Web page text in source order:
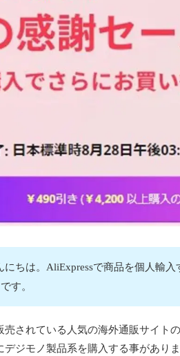
にちは。AliExpressで商品を個人輸
す。
されている人気の海外通販サイト
ジモノ製品系を購入する事がありま